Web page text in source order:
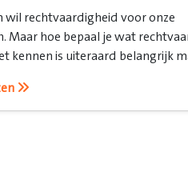
wil rechtvaardigheid voor onze
Maar hoe bepaal je wat
kennen is uiteraard belangrijk